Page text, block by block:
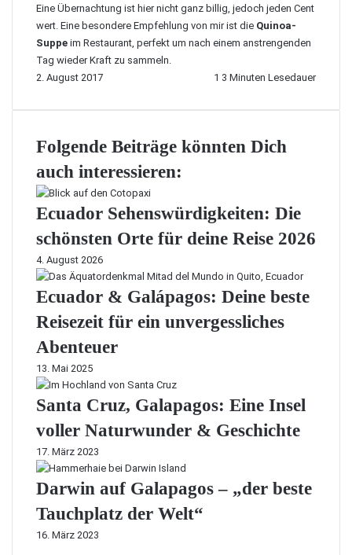
Eine Übernachtung ist hier nicht ganz billig, jedoch jeden Cent
wert. Eine besondere Empfehlung von mir ist die Quinoa-
Suppe im Restaurant, perfekt um nach einem anstrengenden
Tag wieder Kraft zu sammeln.
2. August 2017
1 3 Minuten Lesedauer
Folgende Beiträge könnten Dich
auch interessieren:
Ecuador Sehenswürdigkeiten: Die
schönsten Orte für deine Reise 2026
4. August 2026
Ecuador & Galápagos: Deine beste
Reisezeit für ein unvergessliches
Abenteuer
13. Mai 2025
Santa Cruz, Galapagos: Eine Insel
voller Naturwunder & Geschichte
17. März 2023
Darwin auf Galapagos – „der beste
Tauchplatz der Welt“
16. März 2023